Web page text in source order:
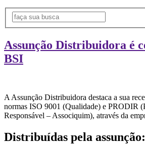
Assunção Distribuidora é
BSI
A Assunção Distribuidora destaca a sua
normas ISO 9001 (Qualidade) e PRODIR
Responsável – Associquim), através da
Distribuídas pela assunção: